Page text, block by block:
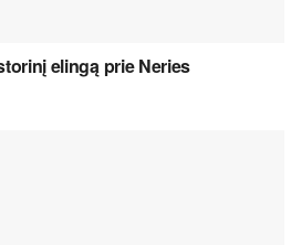
elingą prie Neries